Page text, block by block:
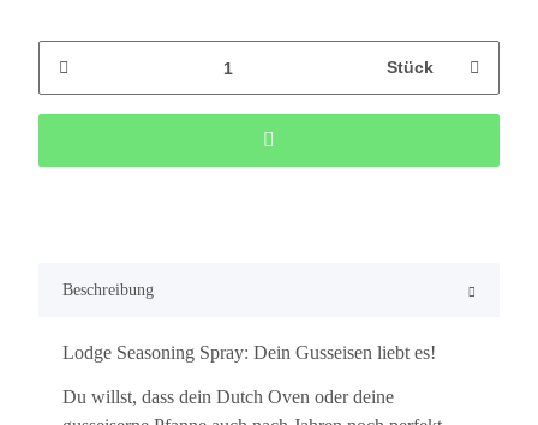
Stück
Beschreibung
Lodge Seasoning Spray: Dein Gusseisen liebt es!
Du willst, dass dein Dutch Oven oder deine